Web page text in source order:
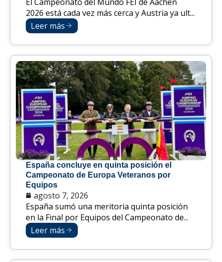
2026 está cada vez más cerca y Austria ya ult...
Leer más
España concluye en quinta posición el
Campeonato de Europa Veteranos por
Equipos
agosto 7, 2026
España sumó una meritoria quinta posición
en la Final por Equipos del Campeonato de...
Leer más